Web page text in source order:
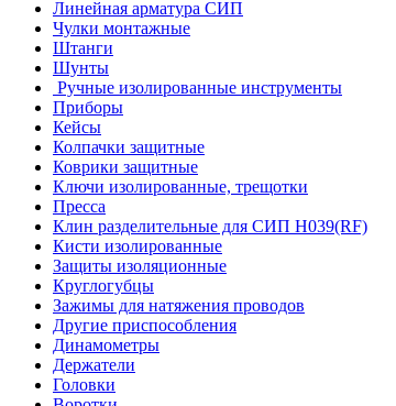
Линейная арматура СИП
Чулки монтажные
Штанги
Шунты
Ручные изолированные инструменты
Приборы
Кейсы
Колпачки защитные
Коврики защитные
Ключи изолированные, трещотки
Пресса
Клин разделительные для СИП Н039(RF)
Кисти изолированные
Защиты изоляционные
Круглогубцы
Зажимы для натяжения проводов
Другие приспособления
Динамометры
Держатели
Головки